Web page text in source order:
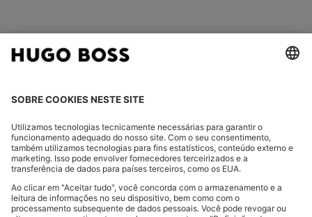
HUGO BOSS EXPERIENCE
WE CARE
CONTACTO
SERVIÇOS